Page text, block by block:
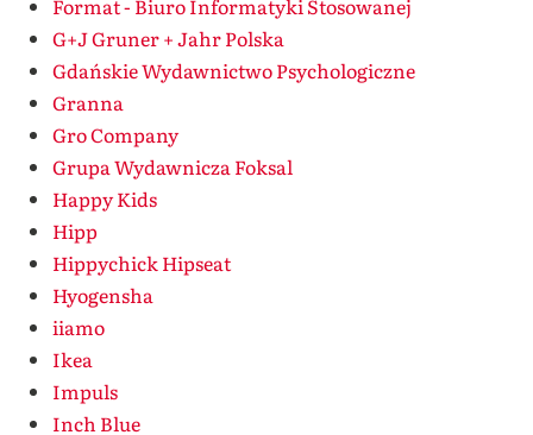
Format - Biuro Informatyki Stosowanej
G+J Gruner + Jahr Polska
Gdańskie Wydawnictwo Psychologiczne
Granna
Gro Company
Grupa Wydawnicza Foksal
Happy Kids
Hipp
Hippychick Hipseat
Hyogensha
iiamo
Ikea
Impuls
Inch Blue